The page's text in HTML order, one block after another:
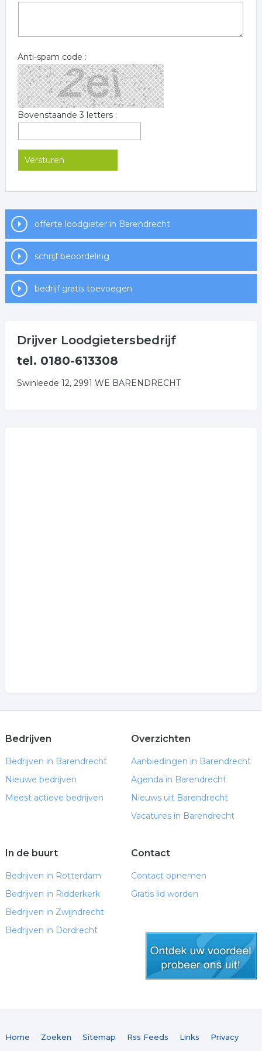
Anti-spam code :
Bovenstaande 3 letters :
offerte loodgieter in Barendrecht
schrijf beoordeling
bedrijf gratis toevoegen
Drijver Loodgietersbedrijf
tel. 0180-613308
Swinleede 12, 2991 WE BARENDRECHT
Bedrijven
Bedrijven in Barendrecht
Nieuwe bedrijven
Meest actieve bedrijven
Overzichten
Aanbiedingen in Barendrecht
Agenda in Barendrecht
Nieuws uit Barendrecht
Vacatures in Barendrecht
In de buurt
Bedrijven in Rotterdam
Bedrijven in Ridderkerk
Bedrijven in Zwijndrecht
Bedrijven in Dordrecht
Contact
Contact opnemen
Gratis lid worden
Home Zoeken Sitemap Rss Feeds Links Privacy